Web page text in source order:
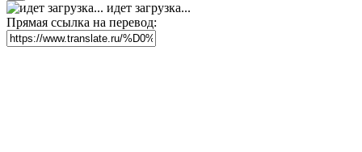
идет загрузка...
Прямая ссылка на перевод: